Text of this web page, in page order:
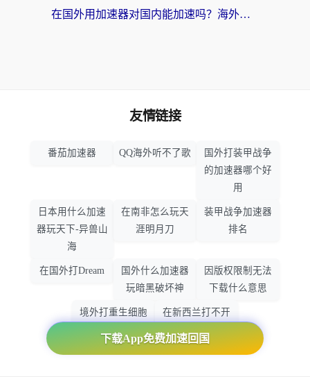
在国外用加速器对国内能加速吗？海外党亲测有效的无缝访问指南
下载App免费加速回国
友情链接
番茄加速器 QQ海外听不了歌
国外打装甲战争
的加速器哪个好
用
日本用什么加速
器玩天下-异兽山
海
在南非怎么玩天
涯明月刀
装甲战争加速器
排名
在国外打Dream
国外什么加速器
玩暗黑破坏神
因版权限制无法
下载什么意思
境外打重生细胞
加速器哪个好
在新西兰打不开
大智慧怎么办